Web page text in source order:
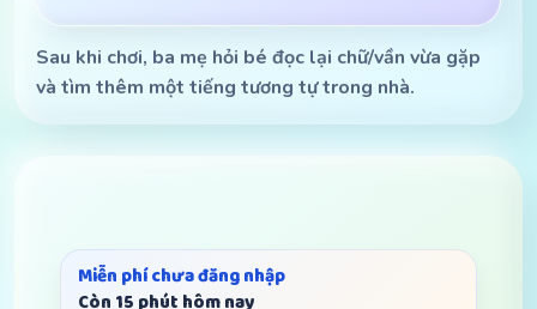
Sau khi chơi, ba mẹ hỏi bé đọc lại chữ/vần vừa gặp
và tìm thêm một tiếng tương tự trong nhà.
Miễn phí chưa đăng nhập
Còn 15 phút hôm nay